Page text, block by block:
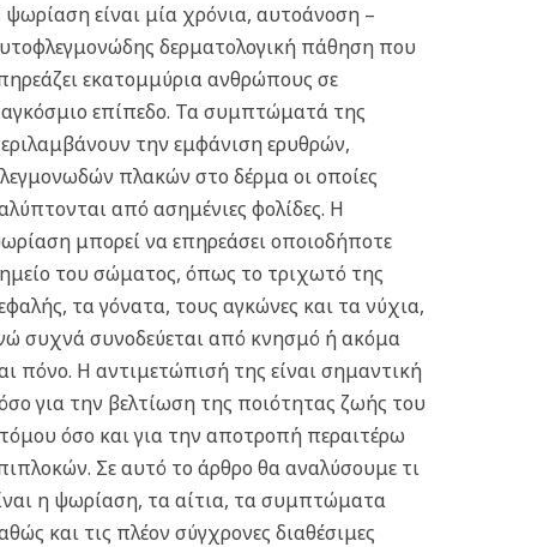
είναι μία χρόνια, αυτοάνοση –
δερματολογική πάθηση που
εκατομμύρια ανθρώπους σε
επίπεδο. Τα συμπτώματά της
την εμφάνιση ερυθρών,
πλακών στο δέρμα οι οποίες
από ασημένιες φολίδες. Η
μπορεί να επηρεάσει οποιοδήποτε
του σώματος, όπως το τριχωτό της
τα γόνατα, τους αγκώνες και τα νύχια,
συχνά συνοδεύεται από κνησμό ή ακόμα
πόνο. Η αντιμετώπισή της είναι σημαντική
για την βελτίωση της ποιότητας ζωής του
όσο και για την αποτροπή περαιτέρω
Σε αυτό το άρθρο θα αναλύσουμε τι
η ψωρίαση, τα αίτια, τα συμπτώματα
και τις πλέον σύγχρονες διαθέσιμες